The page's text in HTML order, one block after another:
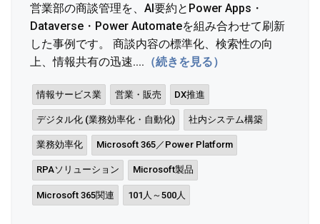
営業部の商談管理を、AI要約とPower Apps・
Dataverse・Power Automateを組み合わせて刷新
した事例です。 商談内容の標準化、検索性の向
上、情報共有の迅速.... （続きを見る）
情報サービス業 営業・販売 DX推進
デジタル化 (業務効率化・自動化) 社内システム構築
業務効率化 Microsoft 365／Power Platform
RPAソリューション Microsoft製品
Microsoft 365関連 101人～500人